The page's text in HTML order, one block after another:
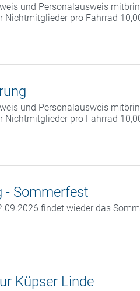
und Personalausweis
Nichtmitglieder pro Fahrrad
und Personalausweis
Nichtmitglieder pro Fahrrad
- Sommerfest
findet wieder das
Küpser Linde